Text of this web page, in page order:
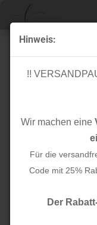
Hinweis:
!!
Wir machen eine
Für die
Code mit 25%
Der
Denim
24 pro Seite
2 3 »